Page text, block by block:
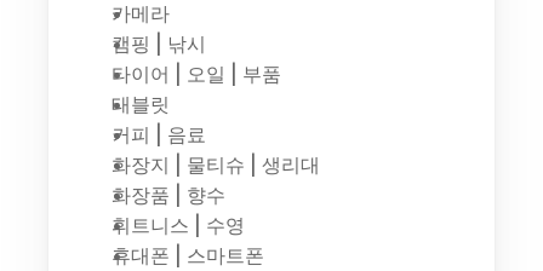
카메라
캠핑 | 낚시
타이어 | 오일 | 부품
태블릿
커피 | 음료
화장지 | 물티슈 | 생리대
화장품 | 향수
휘트니스 | 수영
휴대폰 | 스마트폰